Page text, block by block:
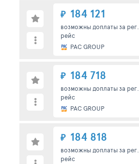
₽ 184 121
возможны доплаты за рег.
рейс
PAC GROUP
₽ 184 718
возможны доплаты за рег.
рейс
PAC GROUP
₽ 184 818
возможны доплаты за рег.
рейс